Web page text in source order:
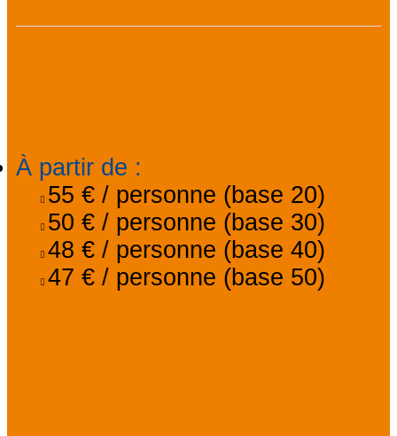
À partir de :
55 € / personne (base 20)
50 € / personne (base 30)
48 € / personne (base 40)
47 € / personne (base 50)